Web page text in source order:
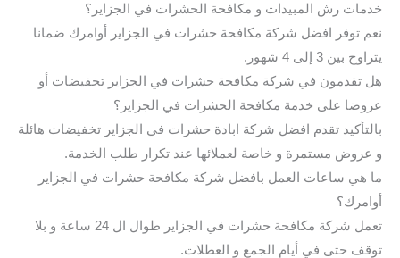
خدمات رش المبيدات و مكافحة الحشرات في الجزاير؟
نعم توفر افضل شركة مكافحة حشرات في الجزاير أوامرك ضمانا
يتراوح بين 3 إلى 4 شهور.
هل تقدمون في شركة مكافحة حشرات في الجزاير تخفيضات أو
عروضا على خدمة مكافحة الحشرات في الجزاير؟
بالتأكيد تقدم افضل شركة ابادة حشرات في الجزاير تخفيضات هائلة
و عروض مستمرة و خاصة لعملائها عند تكرار طلب الخدمة.
ما هي ساعات العمل بافضل شركة مكافحة حشرات في الجزاير
أوامرك؟
تعمل شركة مكافحة حشرات في الجزاير طوال ال 24 ساعة و بلا
توقف حتى في أيام الجمع و العطلات.